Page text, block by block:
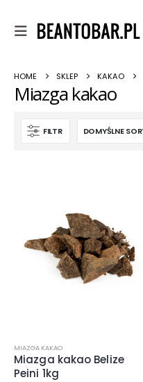
HOME SKLEP KAKAO
Miazga kakao
FILTR
MIAZGA KAKAO
Miazga kakao Belize
Peini 1kg